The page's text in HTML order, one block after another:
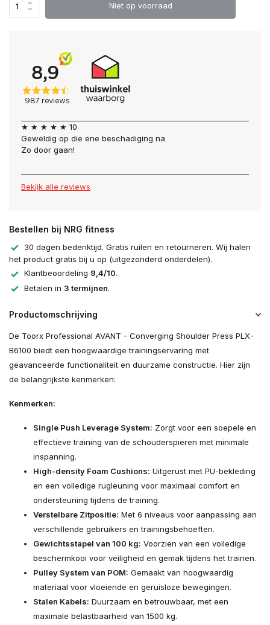
Niet op voorraad
★ ★ ★ ★ ★ 10
Geweldig op die ene beschadiging na
Zo door gaan!
Bekijk alle reviews
Bestellen bij NRG fitness
30 dagen bedenktijd. Gratis ruilen en retourneren. Wij halen
het product gratis bij u op (uitgezonderd onderdelen).
Klantbeoordeling 9,4/10.
Betalen in 3 termijnen.
Productomschrijving
De Toorx Professional AVANT - Converging Shoulder Press PLX-
B6100 biedt een hoogwaardige trainingservaring met
geavanceerde functionaliteit en duurzame constructie. Hier zijn
de belangrijkste kenmerken:
Kenmerken:
Single Push Leverage System: Zorgt voor een soepele en
effectieve training van de schouderspieren met minimale
inspanning.
High-density Foam Cushions: Uitgerust met PU-bekleding
en een volledige rugleuning voor maximaal comfort en
ondersteuning tijdens de training.
Verstelbare Zitpositie: Met 6 niveaus voor aanpassing aan
verschillende gebruikers en trainingsbehoeften.
Gewichtsstapel van 100 kg: Voorzien van een volledige
beschermkooi voor veiligheid en gemak tijdens het trainen.
Pulley System van POM: Gemaakt van hoogwaardig
materiaal voor vloeiende en geruisloze bewegingen.
Stalen Kabels: Duurzaam en betrouwbaar, met een
maximale belastbaarheid van 1500 kg.